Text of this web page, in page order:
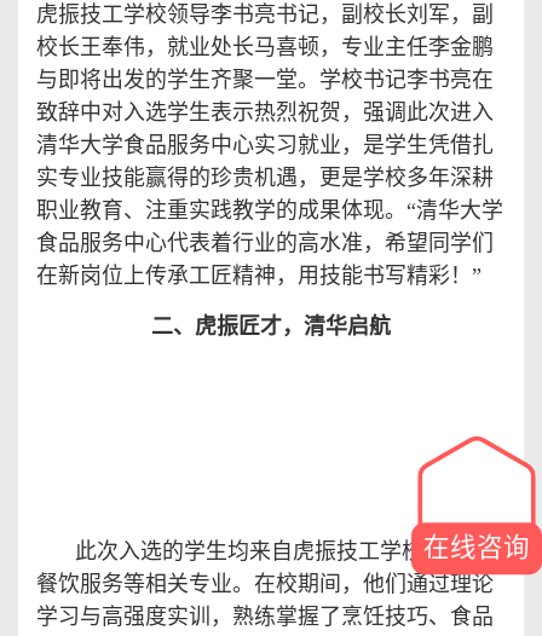
虎振技工学校领导李书亮书记，副校长刘军，副
校长王奉伟，就业处长马喜顿，专业主任李金鹏
与即将出发的学生齐聚一堂。学校书记李书亮在
致辞中对入选学生表示热烈祝贺，强调此次进入
清华大学食品服务中心实习就业，是学生凭借扎
实专业技能赢得的珍贵机遇，更是学校多年深耕
职业教育、注重实践教学的成果体现。 “清华大学
食品服务中心代表着行业的高水准，希望同学们
在新岗位上传承工匠精神，用技能书写精彩！ ”
二、 虎振匠才，清华启航
此次入选的学生均来自虎振技工学校烹饪、
餐饮服务等相关专业。在校期间，他们通过理论
学习与高强度实训，熟练掌握了烹饪技巧、食品
在线咨询